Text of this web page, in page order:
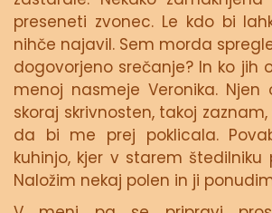
preseneti zvonec. Le kdo bi
nihče najavil. Sem morda
dogovorjeno srečanje? In ko jih
menoj nasmeje Veronika. Njen
skoraj skrivnosten, takoj
da bi me prej poklicala.
kuhinjo, kjer v starem štedilniku
Naložim nekaj polen in ji